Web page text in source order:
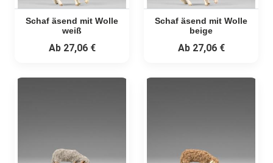
Schaf äsend mit Wolle
weiß
Ab27,06 €
Schaf äsend mit Wolle
beige
Ab27,06 €